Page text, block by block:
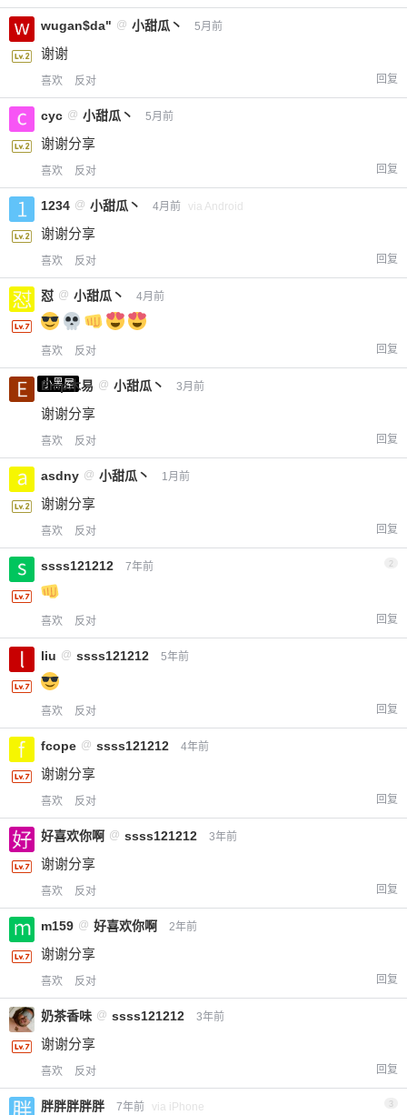
wugan$da" @ 小甜瓜丶 5月前
谢谢
喜欢 反对 回复
cyc @ 小甜瓜丶 5月前
谢谢分享
喜欢 反对 回复
1234 @ 小甜瓜丶 4月前 via Android
谢谢分享
喜欢 反对 回复
怼 @ 小甜瓜丶 4月前
喜欢 反对 回复
小黑屋
Emp木易 @ 小甜瓜丶 3月前
谢谢分享
喜欢 反对 回复
asdny @ 小甜瓜丶 1月前
谢谢分享
喜欢 反对 回复
ssss121212 7年前 2
喜欢 反对 回复
liu @ ssss121212 5年前
喜欢 反对 回复
fcope @ ssss121212 4年前
谢谢分享
喜欢 反对 回复
好喜欢你啊 @ ssss121212 3年前
谢谢分享
喜欢 反对 回复
m159 @ 好喜欢你啊 2年前
谢谢分享
喜欢 反对 回复
奶茶香味 @ ssss121212 3年前
谢谢分享
喜欢 反对 回复
胖胖胖胖胖 7年前 via iPhone 3